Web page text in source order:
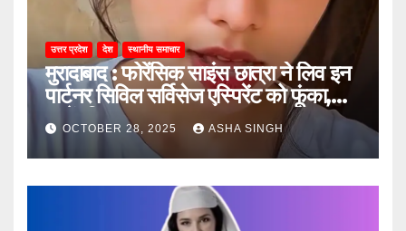
उत्तर प्रदेश देश स्थानीय समाचार
मुरादाबाद : फोरेंसिक साइंस छात्रा ने लिव इन
पार्टनर सिविल सर्विसेज एस्पिरेंट को फूंका,
जानें, फिर क्या हुआ…
OCTOBER 28, 2025 ASHA SINGH